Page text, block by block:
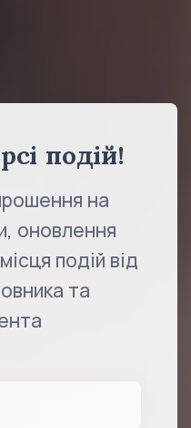
подій!
на
оновлення
подій від
та